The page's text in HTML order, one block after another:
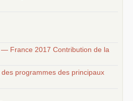
France 2017 Contribution de la
des programmes des principaux